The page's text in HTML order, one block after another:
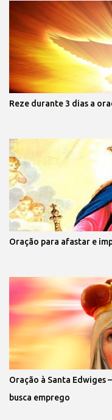
Reze durante 3 dias a
Oração para afastar e
Oração à Santa Edwiges
busca emprego